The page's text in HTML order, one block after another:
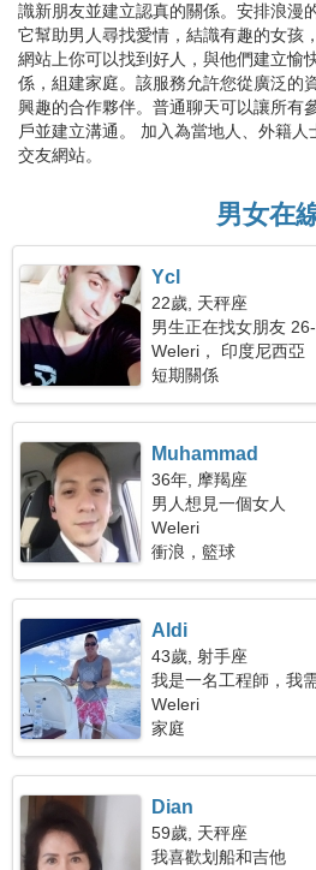
識新朋友並建立認真的關係。安排浪漫
它幫助男人尋找愛情，結識有趣的女孩
網站上你可以找到好人，與他們建立愉
係，組建家庭。該服務允許您從廣泛的
興趣的合作夥伴。普通聊天可以讓所有
戶並建立溝通。 加入為當地人、外籍
交友網站。
男女在
Ycl
22歲, 天秤座
男生正在找女朋友
Weleri， 印度尼西亞
短期關係
Muhammad
36年, 摩羯座
男人想見一個女人
Weleri
衝浪，籃球
Aldi
43歲, 射手座
我是一名工程師，我
Weleri
家庭
Dian
59歲, 天秤座
我喜歡划船和吉他